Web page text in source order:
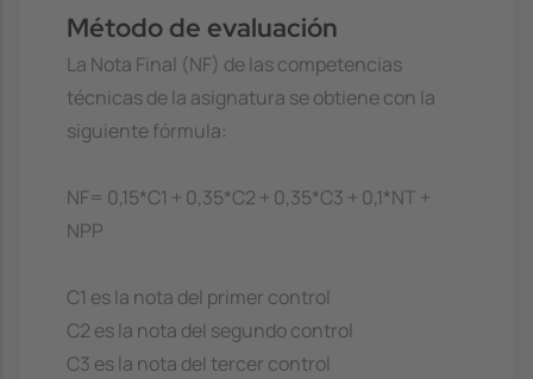
Método de evaluación
La Nota Final (NF) de las competencias
técnicas de la asignatura se obtiene con la
siguiente fórmula:
NF= 0,15*C1 + 0,35*C2 + 0,35*C3 + 0,1*NT +
NPP
C1 es la nota del primer control
C2 es la nota del segundo control
C3 es la nota del tercer control